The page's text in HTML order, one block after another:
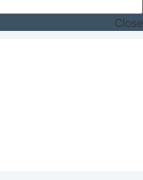
Close